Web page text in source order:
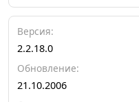
Версия:
2.2.18.0
Обновление:
21.10.2006